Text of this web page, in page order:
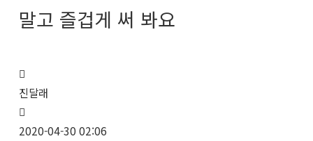
말고 즐겁게 써 봐요
진달래
2020-04-30 02:06